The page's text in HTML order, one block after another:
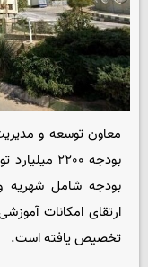
معاون توسعه و
بودجه
بودجه شامل شهریه
ارتقای امکانات
تخصیص یافته است.